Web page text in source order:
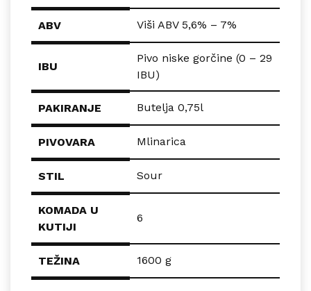
ABV Viši ABV 5,6% – 7%
IBU
Pivo niske gorčine (0 – 29
IBU)
PAKIRANJE Butelja 0,75l
PIVOVARA Mlinarica
STIL Sour
KOMADA U
KUTIJI
6
TEŽINA 1600 g